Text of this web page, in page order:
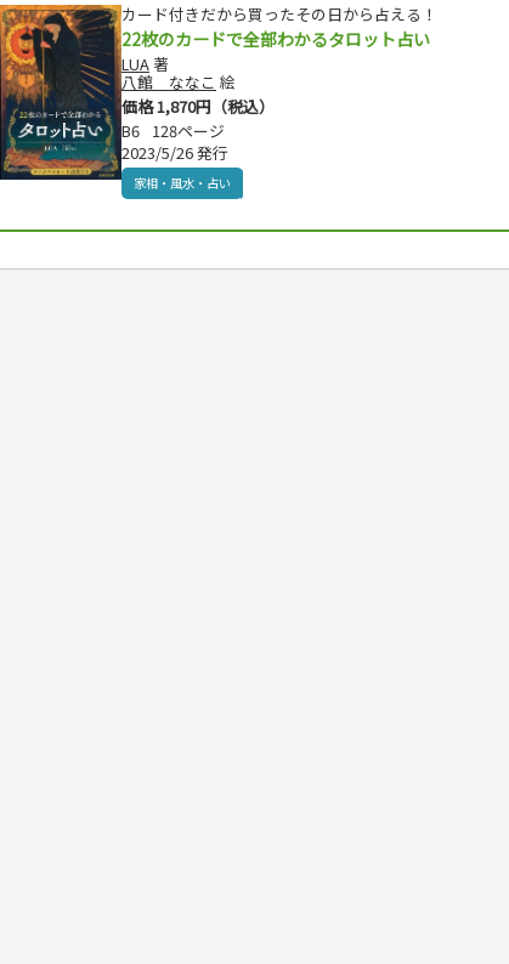
カード付きだから買ったその日から占える！
22枚のカードで全部わかるタロット占い
LUA 著
八館 ななこ 絵
価格 1,870円（税込）
B6 128ページ
2023/5/26 発行
家相・風水・占い